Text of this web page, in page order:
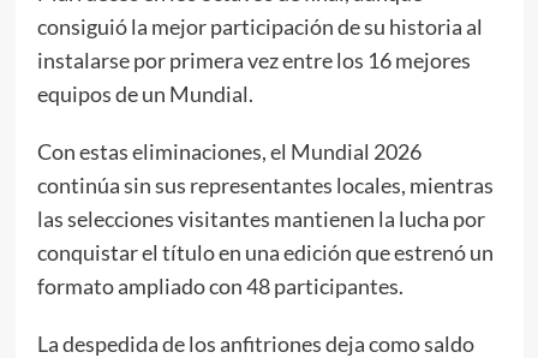
consiguió la mejor participación de su historia al
instalarse por primera vez entre los 16 mejores
equipos de un Mundial.
Con estas eliminaciones, el Mundial 2026
continúa sin sus representantes locales, mientras
las selecciones visitantes mantienen la lucha por
conquistar el título en una edición que estrenó un
formato ampliado con 48 participantes.
La despedida de los anfitriones deja como saldo